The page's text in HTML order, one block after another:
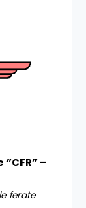
–
ferate